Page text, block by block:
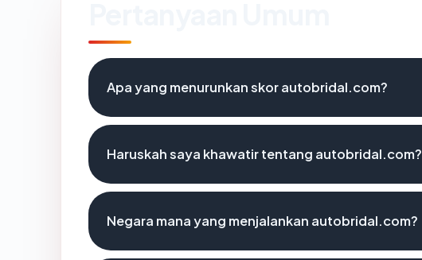
Apa yang menurunkan skor autobridal.com?
Haruskah saya khawatir tentang autobridal.com?
Negara mana yang menjalankan autobridal.com?